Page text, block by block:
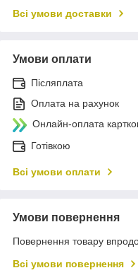
Всі умови доставки
Умови оплати
Післяплата
Оплата на рахунок
Онлайн-оплата
Готівкою
Всі умови оплати
Умови повернення
Повернення товару
Всі умови повернення